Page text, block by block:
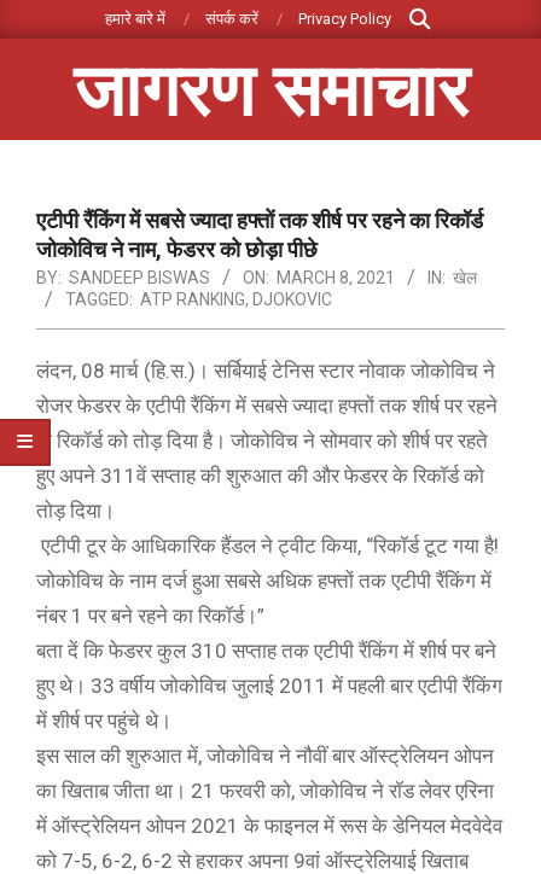
to
हमारे बारे में संपर्क करें Privacy Policy
Search
जागरण समाचार
Menuएटीपी रैंकिंग में सबसे ज्यादा हफ्तों तक शीर्ष पर रहने का रिकॉर्ड
जोकोविच ने नाम, फेडरर को छोड़ा पीछे
BY: SANDEEP BISWAS ON: MARCH 8, 2021 IN: खेल
TAGGED: ATP RANKING, DJOKOVIC
लंदन, 08 मार्च (हि.स.)। सर्बियाई टेनिस स्टार नोवाक जोकोविच ने
रोजर फेडरर के एटीपी रैंकिंग में सबसे ज्यादा हफ्तों तक शीर्ष पर रहने
के रिकॉर्ड को तोड़ दिया है। जोकोविच ने सोमवार को शीर्ष पर रहते
हुए अपने 311वें सप्ताह की शुरुआत की और फेडरर के रिकॉर्ड को
तोड़ दिया।
एटीपी टूर के आधिकारिक हैंडल ने ट्वीट किया, “रिकॉर्ड टूट गया है!
जोकोविच के नाम दर्ज हुआ सबसे अधिक हफ्तों तक एटीपी रैंकिंग में
नंबर 1 पर बने रहने का रिकॉर्ड।”
बता दें कि फेडरर कुल 310 सप्ताह तक एटीपी रैंकिंग में शीर्ष पर बने
हुए थे। 33 वर्षीय जोकोविच जुलाई 2011 में पहली बार एटीपी रैंकिंग
में शीर्ष पर पहुंचे थे।
इस साल की शुरुआत में, जोकोविच ने नौवीं बार ऑस्ट्रेलियन ओपन
का खिताब जीता था। 21 फरवरी को, जोकोविच ने रॉड लेवर एरिना
में ऑस्ट्रेलियन ओपन 2021 के फाइनल में रूस के डेनियल मेदवेदेव
को 7-5, 6-2, 6-2 से हराकर अपना 9वां ऑस्ट्रेलियाई खिताब